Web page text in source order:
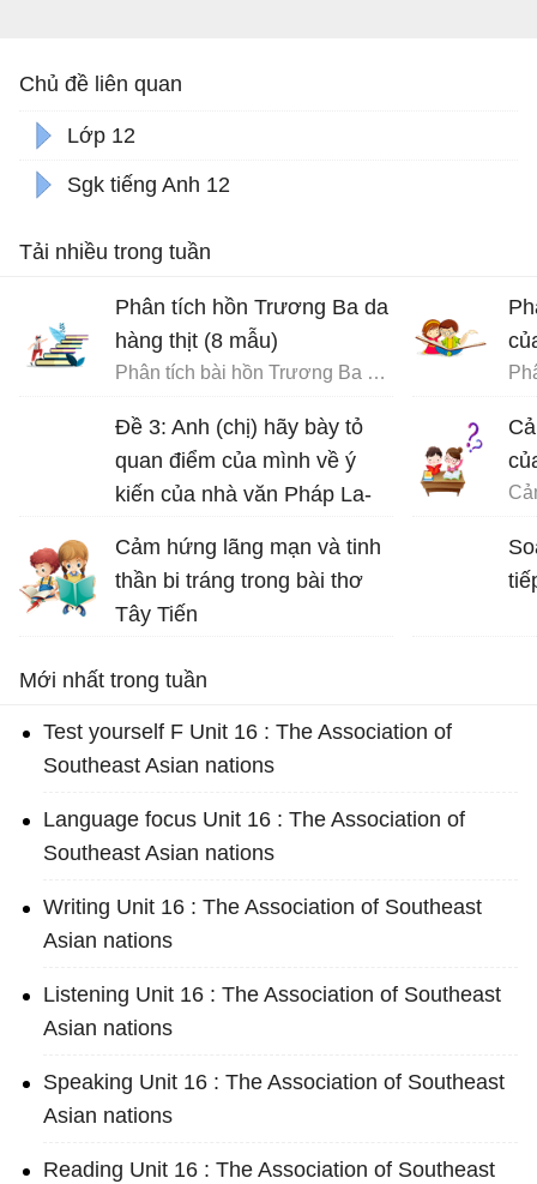
Chủ đề liên quan
Lớp 12
Sgk tiếng Anh 12
Tải nhiều trong tuần
Phân tích hồn Trương Ba da
hàng thịt (8 mẫu)
Phân tích bài hồn Trương Ba da hàng thịt - Văn mẫu 12
Đề 3: Anh (chị) hãy bày tỏ
quan điểm của mình về ý
kiến của nhà văn Pháp La-
nâng cao tinh thần ta lên và
gợi cho ta những tình cảm
cao quý và can đảm,...
Cảm hứng lãng mạn và tinh
thần bi tráng trong bài thơ
Tây Tiến
Mới nhất trong tuần
Test yourself F Unit 16 : The Association of
Southeast Asian nations
Language focus Unit 16 : The Association of
Southeast Asian nations
Writing Unit 16 : The Association of Southeast
Asian nations
Listening Unit 16 : The Association of Southeast
Asian nations
Speaking Unit 16 : The Association of Southeast
Asian nations
Reading Unit 16 : The Association of Southeast